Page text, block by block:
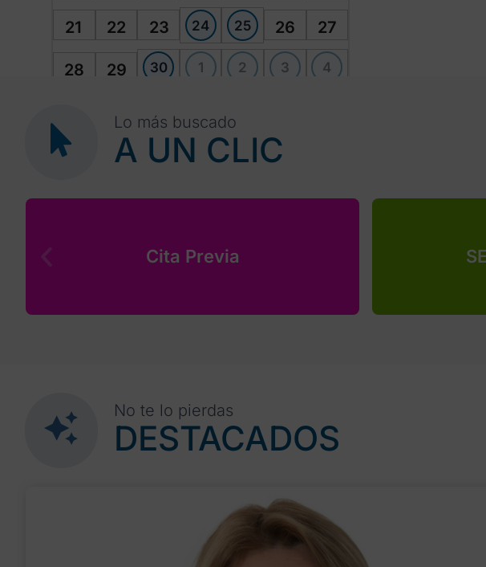
21 22 23 24 25 26 27
28 29 30 1 2 3 4
Lo más buscado
A UN CLIC
Cita Previa
No te lo pierdas
DESTACADOS